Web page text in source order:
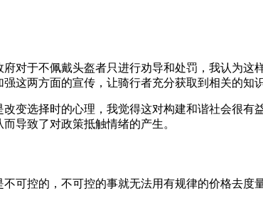
对于不佩戴头盔者只进行劝导和处罚，我认为
这两方面的宣传，让骑行者充分获取到相关的知
变选择时的心理，我觉得这对构建和谐社会很
导致了对政策抵触情绪的产生。
可控的，不可控的事就无法用有规律的价格去度